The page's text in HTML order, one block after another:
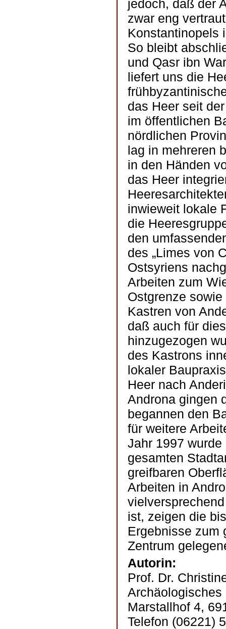
jedoch, daß der
zwar eng
Konstantinopels
So bleibt
und Qasr ibn
liefert uns die
das Heer seit
im öffentlichen
nördlichen
lag in mehreren
in den Händen
das Heer
inwieweit lokale
die
den
des „Limes von
Ostsyriens
Arbeiten zum
Ostgrenze
Kastren von
daß auch für
hinzugezogen
des Kastrons
lokaler
Heer nach
Androna gingen
begannen den
für weitere
Jahr 1997
gesamten
greifbaren
Arbeiten in
ist, zeigen die
Ergebnisse zum
Zentrum
Autorin:
Prof. Dr.
Marstallhof 4,
Telefon (06221)